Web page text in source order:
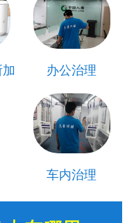
办公治理
车内治理